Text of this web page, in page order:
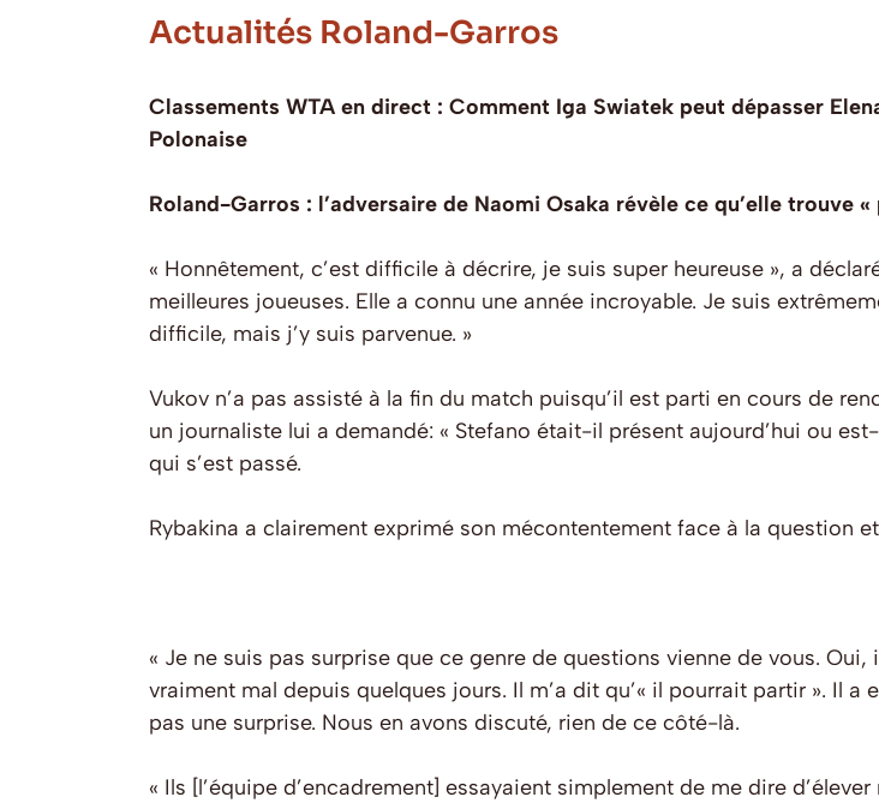
Actualités Roland-Garros
Classements WTA en direct : Comment Iga Swiatek peut dépasser
Polonaise
Roland-Garros : l’adversaire de Naomi Osaka révèle ce qu’elle trouve
« Honnêtement, c’est difficile à décrire, je suis super heureuse », a
meilleures joueuses. Elle a connu une année incroyable. Je suis
difficile, mais j’y suis parvenue. »
Vukov n’a pas assisté à la fin du match puisqu’il est parti en cours de
un journaliste lui a demandé: « Stefano était-il présent aujourd’hui ou
qui s’est passé.
Rybakina a clairement exprimé son mécontentement face à la question
« Je ne suis pas surprise que ce genre de questions vienne de vous.
vraiment mal depuis quelques jours. Il m’a dit qu’« il pourrait partir ». Il
pas une surprise. Nous en avons discuté, rien de ce côté-là.
« Ils [l’équipe d’encadrement] essayaient simplement de me dire